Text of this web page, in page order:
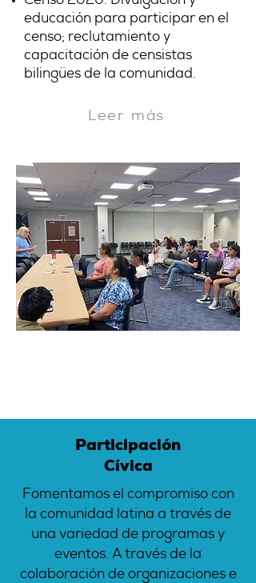
educación para participar en el
censo; reclutamiento y
capacitación de censistas
bilingües de la comunidad.
Leer más
Participación
Cívica
Fomentamos el compromiso con
la comunidad latina a través de
una variedad de programas y
eventos. A través de la
colaboración de organizaciones e